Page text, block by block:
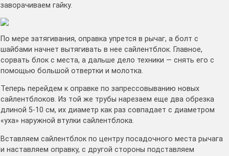
заворачиваем гайку.
По мере затягивания, оправка упрется в рычаг, а болт с
шайбами начнет вытягивать в нее сайлентблок. Главное,
сорвать блок с места, а дальше дело техники — снять его с
помощью большой отвертки и молотка.
Теперь перейдем к оправке по запрессовыванию новых
сайлентблоков. Из той же трубы нарезаем еще два обрезка
длиной 5-10 см, их диаметр как раз совпадает с диаметром
«уха» наружной втулки сайлентблока.
Вставляем сайлентблок по центру посадочного места рычага
и наставляем оправку, с другой стороны подставляем